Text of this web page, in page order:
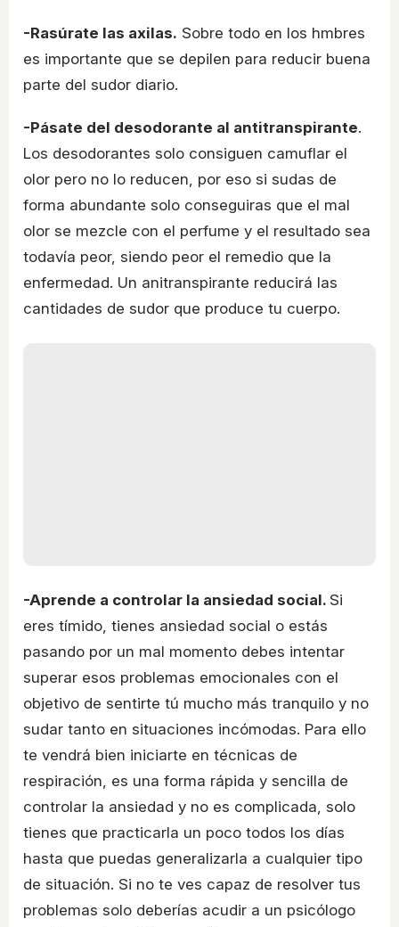
-Rasúrate las axilas. Sobre todo en los hmbres
es importante que se depilen para reducir buena
parte del sudor diario.
-Pásate del desodorante al antitranspirante.
Los desodorantes solo consiguen camuflar el
olor pero no lo reducen, por eso si sudas de
forma abundante solo conseguiras que el mal
olor se mezcle con el perfume y el resultado sea
todavía peor, siendo peor el remedio que la
enfermedad. Un anitranspirante reducirá las
cantidades de sudor que produce tu cuerpo.
-Aprende a controlar la ansiedad social. Si
eres tímido, tienes ansiedad social o estás
pasando por un mal momento debes intentar
superar esos problemas emocionales con el
objetivo de sentirte tú mucho más tranquilo y no
sudar tanto en situaciones incómodas. Para ello
te vendrá bien iniciarte en técnicas de
respiración, es una forma rápida y sencilla de
controlar la ansiedad y no es complicada, solo
tienes que practicarla un poco todos los días
hasta que puedas generalizarla a cualquier tipo
de situación. Si no te ves capaz de resolver tus
problemas solo deberías acudir a un psicólogo